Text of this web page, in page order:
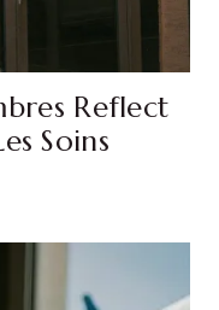
Reflect
Soins